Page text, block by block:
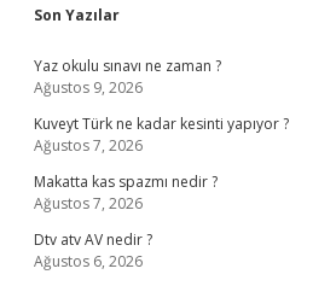
Sidebar
Son Yazılar
Yaz okulu sınavı ne zaman ?
Ağustos 9, 2026
Kuveyt Türk ne kadar kesinti yapıyor ?
Ağustos 7, 2026
Makatta kas spazmı nedir ?
Ağustos 7, 2026
Dtv atv AV nedir ?
Ağustos 6, 2026